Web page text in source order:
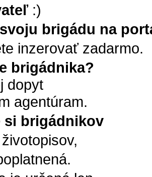
:)
brigádu na
inzerovať zadarmo.
brigádnika?
dopyt
agentúram.
si brigádnikov